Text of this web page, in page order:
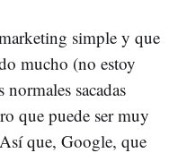
simple y que
mucho (no estoy
sacadas
que puede ser muy
que, Google, que